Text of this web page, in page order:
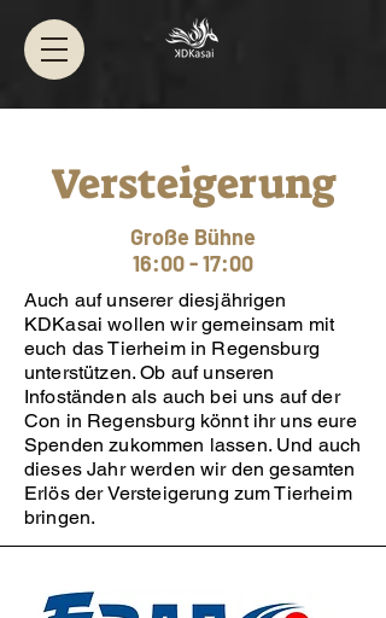
Versteigerung
Große Bühne
16:00 - 17:00
Auch auf unserer diesjährigen
KDKasai wollen wir gemeinsam mit
euch das Tierheim in Regensburg
unterstützen. Ob auf unseren
Infoständen als auch bei uns auf der
Con in Regensburg könnt ihr uns eure
Spenden zukommen lassen. Und auch
dieses Jahr werden wir den gesamten
Erlös der Versteigerung zum Tierheim
bringen.